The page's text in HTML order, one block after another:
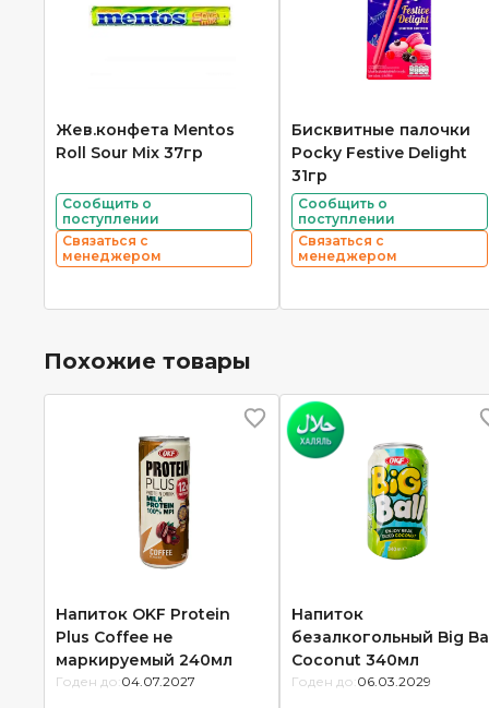
Жев.конфета Mentos
Roll Sour Mix 37гр
Сообщить о
поступлении
Связаться с
менеджером
Бисквитные палочки
Pocky Festive Delight
31гр
Сообщить о
поступлении
Связаться с
менеджером
Похожие товары
Напиток OKF Protein
Plus Coffee не
маркируемый 240мл
Годен до: 04.07.2027
Напиток
безалкогольный Big
Coconut 340мл
Годен до: 06.03.2029